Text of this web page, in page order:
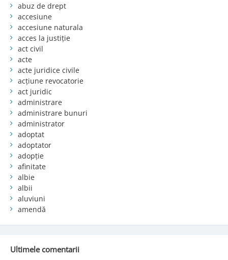
abuz de drept
accesiune
accesiune naturala
acces la justiție
act civil
acte
acte juridice civile
acțiune revocatorie
act juridic
administrare
administrare bunuri
administrator
adoptat
adoptator
adopție
afinitate
albie
albii
aluviuni
amendă
Ultimele comentarii